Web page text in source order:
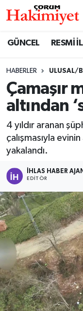
GÜNCEL RESMİ
HABERLER ULUSAL/
Çamaşır
altından
4 yıldır aranan
çalışmasıyla
yakalandı.
İHLAS HABER
EDITÖR
SAĞLIK
ASAYİŞ
EKONOMİ
EĞİTİM
İLÇELER
OTOPARK
TEKNOLOJİ
Nöbetçi
Çorum
Trafik Durumu
Süper Lig
Haber Arşivi